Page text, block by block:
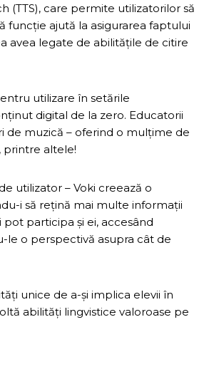
(TTS), care permite utilizatorilor să
funcție ajută la asigurarea faptului
avea legate de abilitățile de citire
utilizare în setările
digital de la zero. Educatorii
de muzică – oferind o mulțime de
printre altele!
utilizator – Voki creează o
i să rețină mai multe informații
participa și ei, accesând
o perspectivă asupra cât de
unice de a-și implica elevii în
abilități lingvistice valoroase pe